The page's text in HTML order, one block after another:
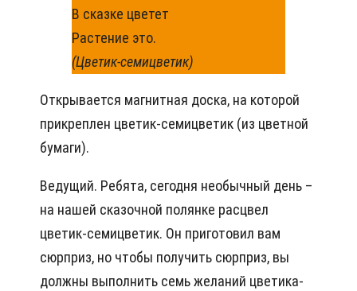
В сказке цветет
Растение это.
(Цветик-семицветик)
Открывается магнитная доска, на которой
прикреплен цветик-семицветик (из цветной
бумаги).
Ведущий. Ребята, сегодня необычный день –
на нашей сказочной полянке расцвел
цветик-семицветик. Он приготовил вам
сюрприз, но чтобы получить сюрприз, вы
должны выполнить семь желаний цветика-